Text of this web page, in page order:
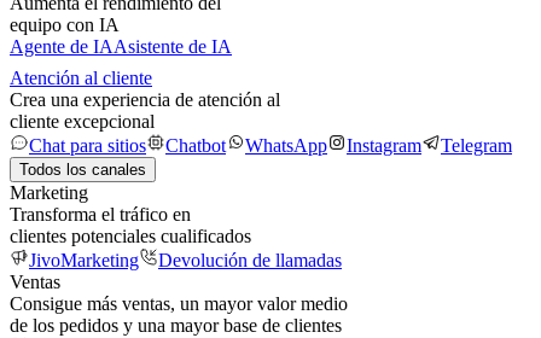
equipo con IA
Agente de IAAsistente de IA
Atención al cliente
Crea una experiencia de atención al
cliente excepcional
Chat para sitios
Chatbot WhatsApp Instagram Telegram
Todos los canales
Marketing
Transforma el tráfico en
clientes potenciales cualificados
JivoMarketing
Devolución de llamadas
Ventas
Consigue más ventas, un mayor valor medio
de los pedidos y una mayor base de clientes